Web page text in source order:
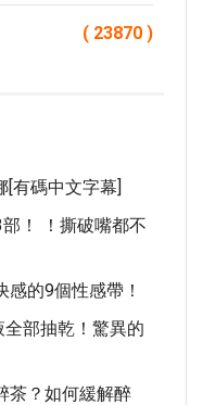
( 23870 )
[有碼中文字幕]
！ ！撕破嘴都不
的9個性感帶！
部抽乾！驚異的
茶？如何緩解醉